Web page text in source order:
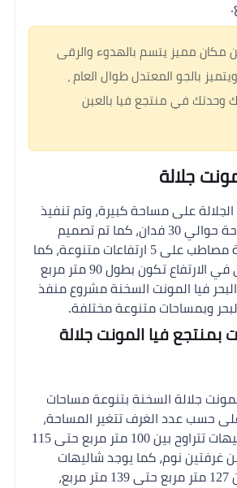
مكان مميز يتسم بالهدوء والرقى
بالجو المعتدل طوال العام ،
وحدتك في منتجع فيا بالعين
جلالة
على مساحة كبيرة، وتم تنفيذ
المشروع على مساحة حوالي 30 فدان، كما تم تصميم
المشروع على هيئة مصاطب على 5 ارتفاعات متنوعة، كما
أن المصاطب الأعلى في الارتفاع تكون بطول 90 متر مربع
فيا المونت السخنة مشروع منفذ
وبمساحات متنوعة مختلفة.
بمنتجع فيا المونت جلالة
جلالة السخنة بتنوعة مساحات
حسب عدد الغرف تتغير المساحة،
فتبدأ مساحة الشاليهات تتراوح بين 100 متر مربع حتى 115
غرفتين نوم، كما يوجد شاليهات
تتراوح مساحتها من 127 متر مربع حتى 139 متر مربع،